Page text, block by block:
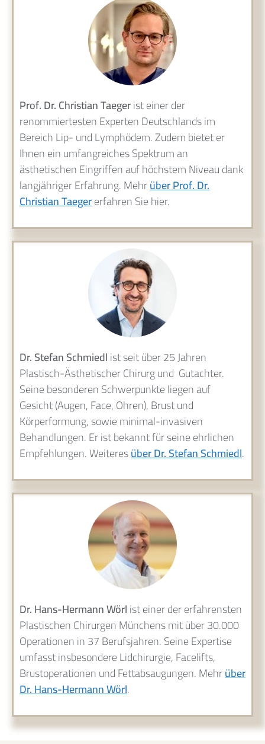
Prof. Dr. Christian Taegerist einer der
renommiertesten Experten Deutschlands im
Bereich Lip- und Lymphödem. Zudem bietet er
Ihnen ein umfangreiches Spektrum an
ästhetischen Eingriffen auf höchstem Niveau dank
langjähriger Erfahrung. Mehrüber Prof. Dr.
Christian Taegererfahren Sie hier.
Dr. Stefan Schmiedlist seit über 25 Jahren
Plastisch-Ästhetischer Chirurg und Gutachter.
Seine besonderen Schwerpunkte liegen auf
Gesicht (Augen, Face, Ohren), Brust und
Körperformung, sowie minimal-invasiven
Behandlungen. Er ist bekannt für seine ehrlichen
Empfehlungen. Weiteresüber Dr. Stefan Schmiedl.
Dr. Hans-Hermann Wörlist einer der erfahrensten
Plastischen Chirurgen Münchens mit über 30.000
Operationen in 37 Berufsjahren. Seine Expertise
umfasst insbesondere Lidchirurgie, Facelifts,
Brustoperationen und Fettabsaugungen. Mehrüber
Dr. Hans-Hermann Wörl.